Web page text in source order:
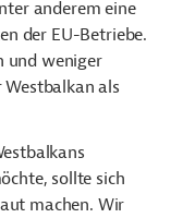
anderem eine
der EU-Betriebe.
und weniger
als
sollte sich
machen. Wir